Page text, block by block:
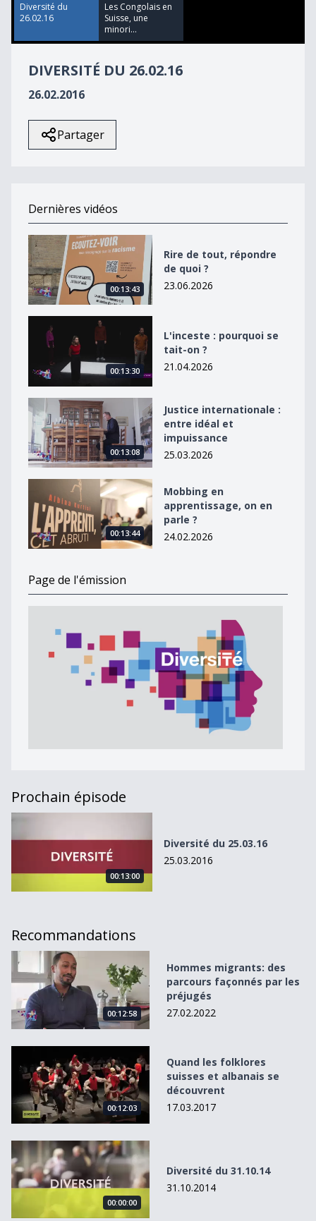
55
seconds
Diversité du
26.02.16
Les Congolais en
Suisse, une
minori...
DIVERSITÉ DU 26.02.16
26.02.2016
Partager
Dernières vidéos
Rire de tout, répondre de quoi ?
00:13:43
Rire de tout, répondre
de quoi ?
23.06.2026
L&#039;inceste : pourquoi se tait-on ?
00:13:30
L'inceste : pourquoi se
tait-on ?
21.04.2026
Justice internationale : entre idéal et impuissance
00:13:08
Justice internationale :
entre idéal et
impuissance
25.03.2026
Mobbing en apprentissage, on en parle ?
00:13:44
Mobbing en
apprentissage, on en
parle ?
24.02.2026
Page de l'émission
Prochain épisode
Diversité du 25.03.16
00:13:00
Diversité du 25.03.16
25.03.2016
Recommandations
Hommes migrants: des parcours façonnés par les
00:12:58
Hommes migrants: des
parcours façonnés par les
préjugés
27.02.2022
Quand les folklores suisses et albanais se découvrent
00:12:03
Quand les folklores
suisses et albanais se
découvrent
17.03.2017
Diversité du 31.10.14
00:00:00
Diversité du 31.10.14
31.10.2014